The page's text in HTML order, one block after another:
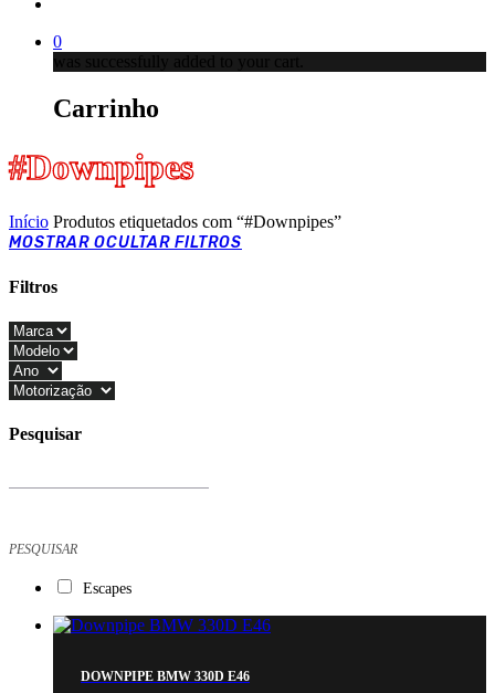
0
was successfully added to your cart.
Carrinho
#Downpipes
Início Produtos etiquetados com “#Downpipes”
MOSTRAR OCULTAR FILTROS
Filtros
Close
Filters
Pesquisar
PESQUISAR
Escapes
DOWNPIPE BMW 330D E46